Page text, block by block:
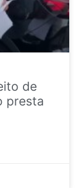
de
presta